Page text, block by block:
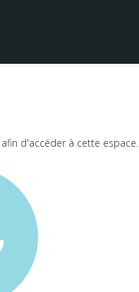
d'accéder à cette espace.